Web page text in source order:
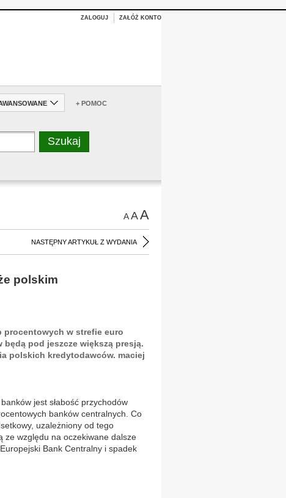
ZALOGUJ ZAŁÓŻ KONTO
+ POMOC
AAA
NASTĘPNY ARTYKUŁ Z WYDANIA
polskim
w strefie euro
pod jeszcze większą presją.
polskich kredytodawców. maciej
jest słabość przychodów
banków centralnych. Co
uzależniony od tego
ze względu na oczekiwane dalsze
Bank Centralny i spadek